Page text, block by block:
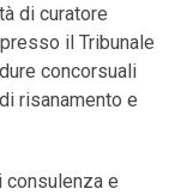
di curatore
il Tribunale
concorsuali
risanamento e
e